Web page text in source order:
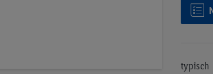
typisch